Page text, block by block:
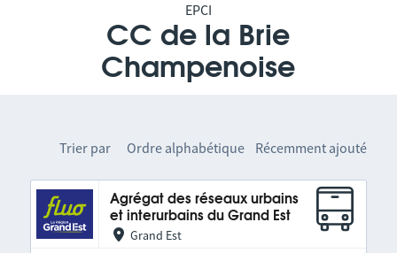
EPCI
CC de la Brie
Champenoise
Trier par Ordre alphabétique Récemment ajouté
Agrégat des réseaux urbains
et interurbains du Grand Est
Grand Est